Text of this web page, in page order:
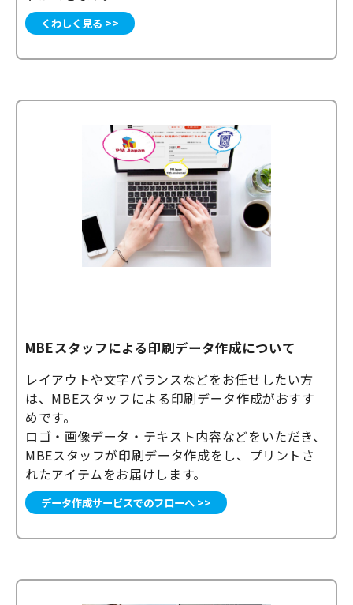
くわしく見る >>
MBEスタッフによる印刷データ作成について
レイアウトや文字バランスなどをお任せしたい方
は、MBEスタッフによる印刷データ作成がおすす
めです。
ロゴ・画像データ・テキスト内容などをいただき、
MBEスタッフが印刷データ作成をし、プリントさ
れたアイテムをお届けします。
データ作成サービスでのフローへ >>